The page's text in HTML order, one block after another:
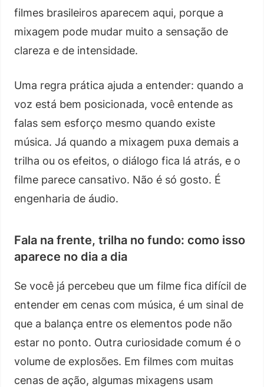
filmes brasileiros aparecem aqui, porque a
mixagem pode mudar muito a sensação de
clareza e de intensidade.
Uma regra prática ajuda a entender: quando a
voz está bem posicionada, você entende as
falas sem esforço mesmo quando existe
música. Já quando a mixagem puxa demais a
trilha ou os efeitos, o diálogo fica lá atrás, e o
filme parece cansativo. Não é só gosto. É
engenharia de áudio.
Fala na frente, trilha no fundo: como isso
aparece no dia a dia
Se você já percebeu que um filme fica difícil de
entender em cenas com música, é um sinal de
que a balança entre os elementos pode não
estar no ponto. Outra curiosidade comum é o
volume de explosões. Em filmes com muitas
cenas de ação, algumas mixagens usam